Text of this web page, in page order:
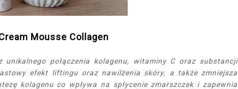
Mousse Collagen
unikalnego połączenia kolagenu, witaminy C oraz substancji
efekt liftingu oraz nawilżenia skóry, a także zmniejsza
kolagenu co wpływa na spłycenie zmarszczek i zapewnia